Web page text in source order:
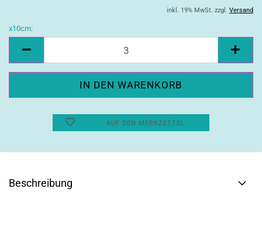
inkl. 19% MwSt. zzgl. Versand
x10cm:
AUF DEN MERKZETTEL
Beschreibung